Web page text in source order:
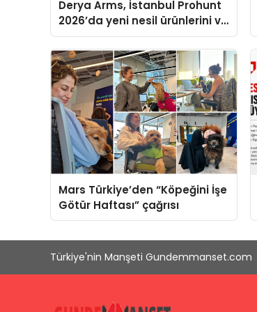
Derya Arms, İstanbul Prohunt
2026’da yeni nesil ürünlerini ve
global marka vizyonunu
sergiledi
Mars Türkiye’den “Köpeğini İşe
Götür Haftası” çağrısı
Türkiye'nin Manşeti Gundemmanset.com